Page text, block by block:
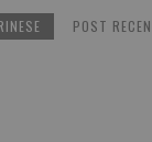
POST